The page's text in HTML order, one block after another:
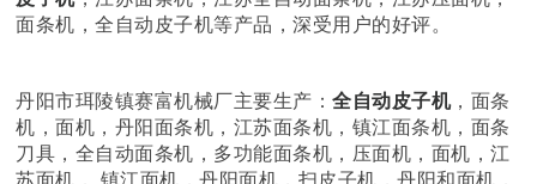
面条机，全自动皮子机等产品，深受用户的好评。
丹阳市珥陵镇赛富机械厂主要生产：全自动皮子机，面条
机，面机，丹阳面条机，江苏面条机，镇江面条机，面条
刀具，全自动面条机，多功能面条机，压面机，面机，江
苏面机， 镇江面机，丹阳面机，扫皮子机，丹阳和面机，